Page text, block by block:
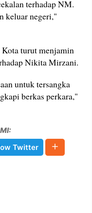
terhadap NM.
keluar negeri,"
Kota turut menjamin
Nikita Mirzani.
untuk tersangka
berkas perkara,"
Twitter